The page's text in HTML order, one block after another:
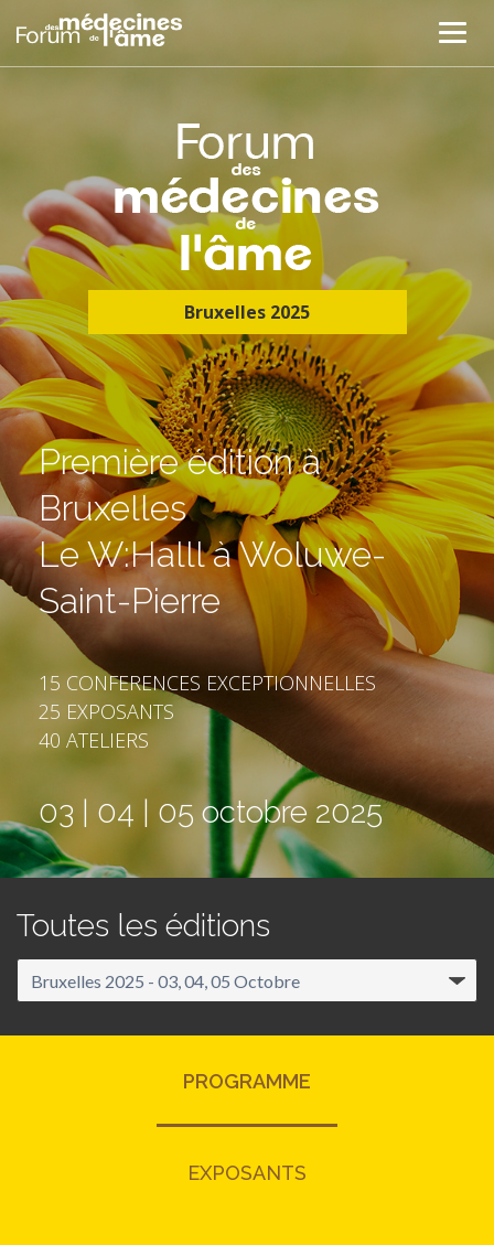
Première édition à
Bruxelles
Le W:Halll à Woluwe-
Saint-Pierre
15 CONFERENCES EXCEPTIONNELLES
25 EXPOSANTS
40 ATELIERS
03 | 04 | 05 octobre 2025
Bruxelles 2025
Toutes les éditions
PROGRAMME
EXPOSANTS